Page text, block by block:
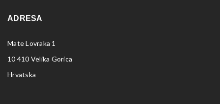
ADRESA
Mate Lovraka 1
10 410 Velika Gorica
Hrvatska